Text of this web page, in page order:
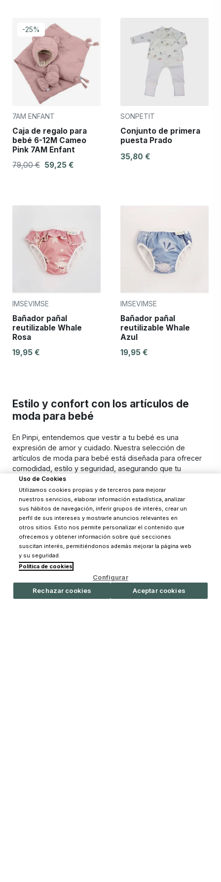
-25%
7AM ENFANT
Caja de regalo para
bebé 6-12M Cameo
Pink 7AM Enfant
79,00 € 59,25 €
SONPETIT
Conjunto de primera
puesta Prado
35,80 €
IMSEVIMSE
Bañador pañal
reutilizable Whale
Rosa
19,95 €
IMSEVIMSE
Bañador pañal
reutilizable Whale
Azul
19,95 €
Estilo y confort con los artículos de
moda para bebé
En Pinpi, entendemos que vestir a tu bebé es una
expresión de amor y cuidado. Nuestra selección de
artículos de moda para bebé está diseñada para ofrecer
comodidad, estilo y seguridad, asegurando que tu
pequeño se vea adorable y se sienta cómodo en todo
momento. Descubre todo lo que necesitas saber para
elegir los mejores artículos de moda para bebé.
Los mejores artículos de moda para bebés
Elegir los artículos de moda adecuados puede marcar una
gran diferencia en el estilo y la comodidad de tu bebé. En
Pinpi, ofrecemos una variedad de productos que
combinan materiales suaves y duraderos con diseños
encantadores. Entre nuestros productos más destacados
se encuentran la ropa y los complementos, cada uno
Leer más
Suscríbete a nuestro
Uso de Cookies
Utilizamos cookies propias y de terceros para mejorar
nuestros servicios, elaborar información estadística, analizar
sus hábitos de navegación, inferir grupos de interés, crear un
perfil de sus intereses y mostrarle anuncios relevantes en
otros sitios. Esto nos permite personalizar el contenido que
ofrecemos y obtener información sobre qué secciones
suscitan interés, permitiéndonos además mejorar la página web
y su seguridad.
Política de cookies
Configurar
Rechazar cookies
Aceptar cookies